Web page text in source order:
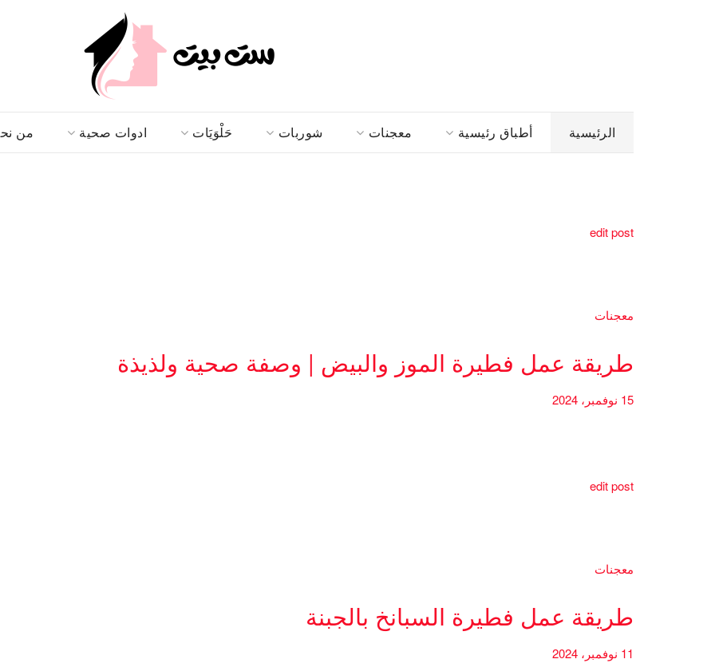
الرئيسية أطباق رئيسية معجنات شوربات حَلْوَيَات ادوات صحية من
edit post
معجنات
طريقة عمل فطيرة الموز والبيض | وصفة صحية ولذيذة
15 نوفمبر، 2024
edit post
معجنات
طريقة عمل فطيرة السبانخ بالجبنة
11 نوفمبر، 2024